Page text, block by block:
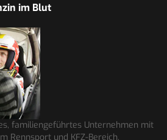
im Blut
familiengeführtes Unternehmen mit
Rennsport und KFZ-Bereich.